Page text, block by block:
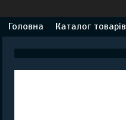
Головна Каталог товарів